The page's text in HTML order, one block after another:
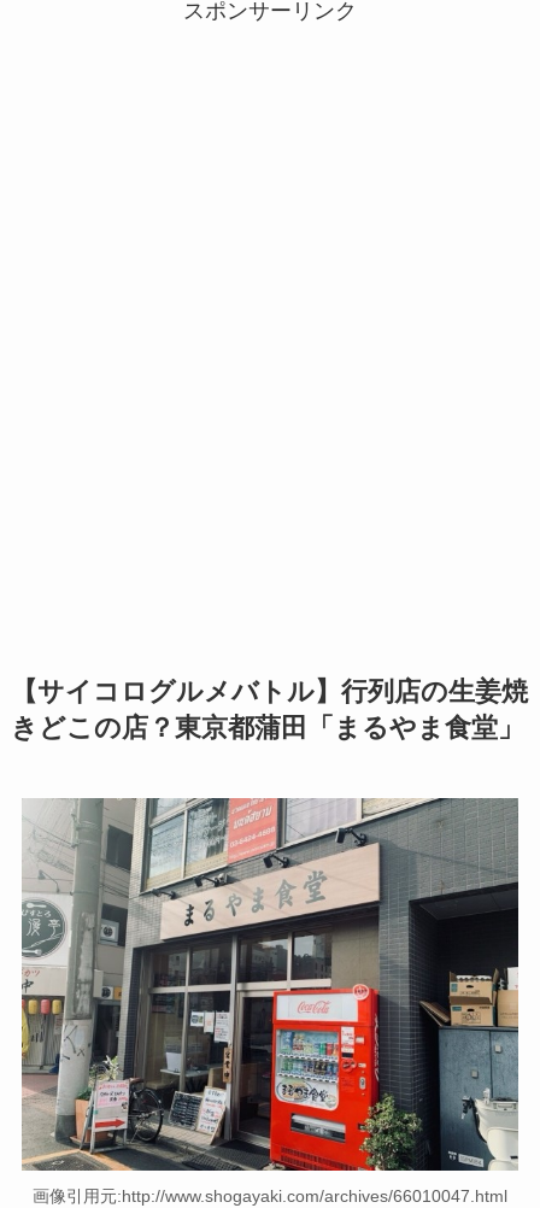
スポンサーリンク
【サイコログルメバトル】行列店の生姜焼
きどこの店？東京都蒲田「まるやま食堂」
画像引用元:http://www.shogayaki.com/archives/66010047.html